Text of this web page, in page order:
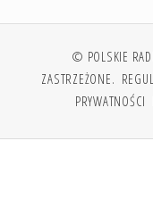
© POLSKIE
ZASTRZEŻONE.
PRYWATNOŚCI